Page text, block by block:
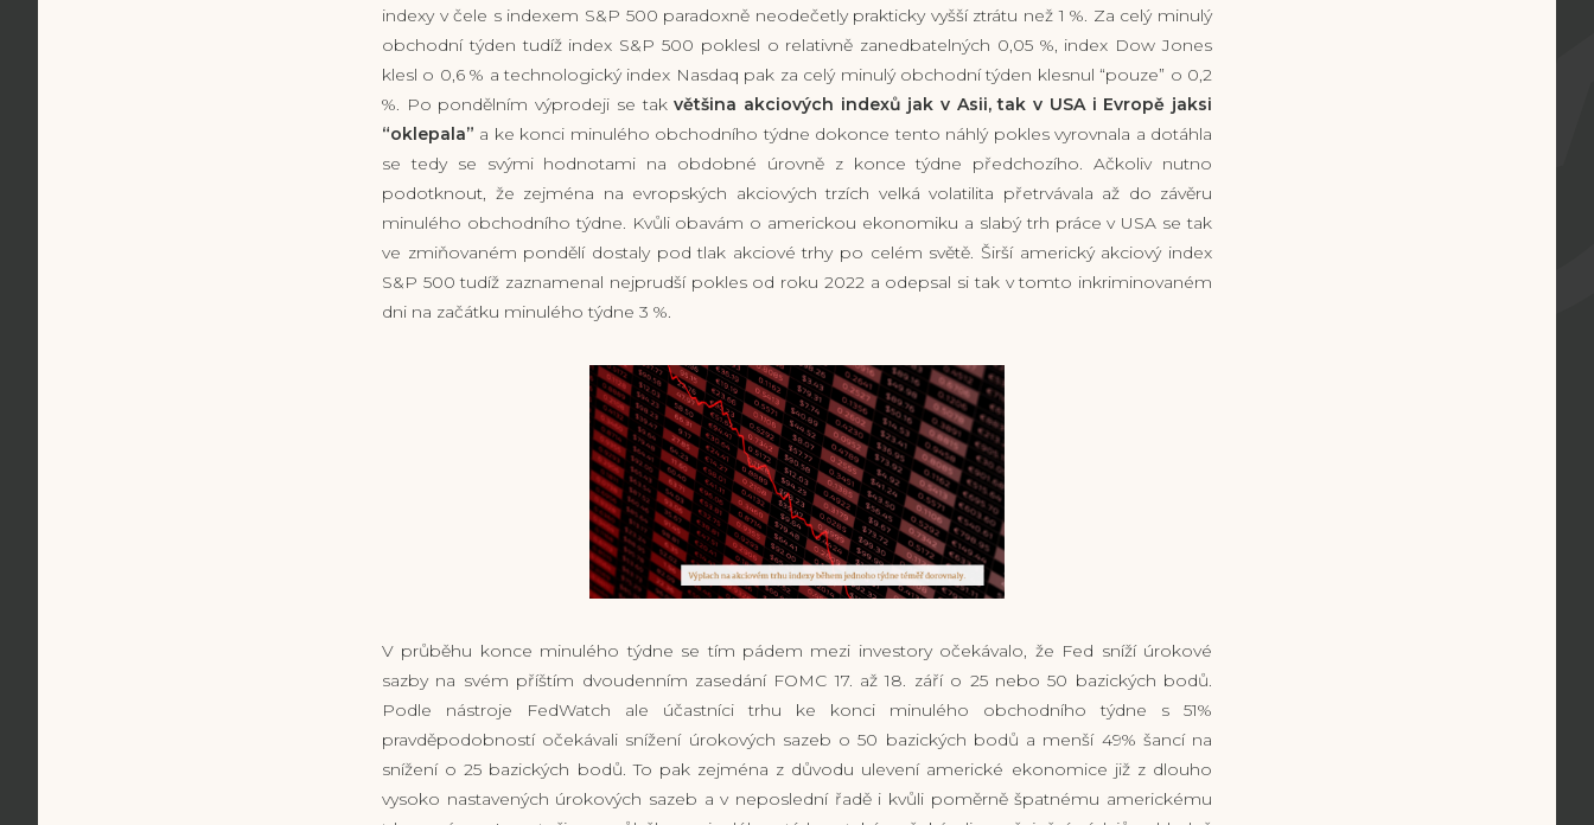
indexy v čele s indexem S&P 500 paradoxně neodečetly prakticky vyšší ztrátu než 1 %. Za celý minulý
obchodní týden tudíž index S&P 500 poklesl o relativně zanedbatelných 0,05 %, index Dow Jones
klesl o 0,6 % a technologický index Nasdaq pak za celý minulý obchodní týden klesnul “pouze” o 0,2
%. Po pondělním výprodeji se takvětšina akciových indexů jak v Asii, tak v USA i Evropě jaksi
“oklepala” a ke konci minulého obchodního týdne dokonce tento náhlý pokles vyrovnala a dotáhla
se tedy se svými hodnotami na obdobné úrovně z konce týdne předchozího. Ačkoliv nutno
podotknout, že zejména na evropských akciových trzích velká volatilita přetrvávala až do závěru
minulého obchodního týdne. Kvůli obavám o americkou ekonomiku a slabý trh práce v USA se tak
ve zmiňovaném pondělí dostaly pod tlak akciové trhy po celém světě. Širší americký akciový index
S&P 500 tudíž zaznamenal nejprudší pokles od roku 2022 a odepsal si tak v tomto inkriminovaném
dni na začátku minulého týdne 3 %.
V průběhu konce minulého týdne se tím pádem mezi investory očekávalo, že Fed sníží úrokové
sazby na svém příštím dvoudenním zasedání FOMC 17. až 18. září o 25 nebo 50 bazických bodů.
Podle nástroje FedWatch ale účastníci trhu ke konci minulého obchodního týdne s 51%
pravděpodobností očekávali snížení úrokových sazeb o 50 bazických bodů a menší 49% šancí na
snížení o 25 bazických bodů. To pak zejména z důvodu ulevení americké ekonomice již z dlouho
vysoko nastavených úrokových sazeb a v neposlední řadě i kvůli poměrně špatnému americkému